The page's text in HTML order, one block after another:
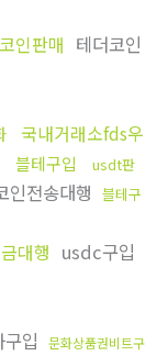
인판매 테더코인
국내거래소fds우
블테구입
usdt판
인전송대행 블테구
대행 usdc구입
입
문화상품권비트구